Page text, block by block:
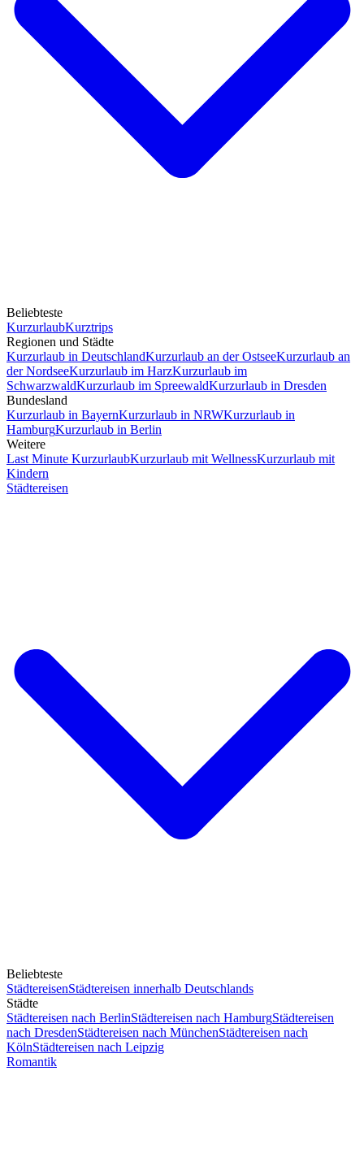
Beliebteste
KurzurlaubKurztrips
Regionen und Städte
Kurzurlaub in DeutschlandKurzurlaub an der OstseeKurzurlaub an
der NordseeKurzurlaub im HarzKurzurlaub im
SchwarzwaldKurzurlaub im SpreewaldKurzurlaub in Dresden
Bundesland
Kurzurlaub in BayernKurzurlaub in NRWKurzurlaub in
HamburgKurzurlaub in Berlin
Weitere
Last Minute KurzurlaubKurzurlaub mit WellnessKurzurlaub mit
Kindern
Städtereisen
Beliebteste
StädtereisenStädtereisen innerhalb Deutschlands
Städte
Städtereisen nach BerlinStädtereisen nach HamburgStädtereisen
nach DresdenStädtereisen nach MünchenStädtereisen nach
KölnStädtereisen nach Leipzig
Romantik